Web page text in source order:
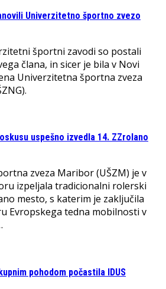
Univerzitetno športno zvezo
športni zavodi so postali
člana, in sicer je bila v Novi
Univerzitetna športna zveza
uspešno izvedla 14. ZZrolano
zveza Maribor (UŠZM) je v
izpeljala tradicionalni rolerski
mesto, s katerim je zaključila
Evropskega tedna mobilnosti v
pohodom počastila IDUS